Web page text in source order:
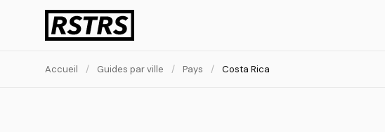
Accueil / Guides par ville / Pays / Costa Rica